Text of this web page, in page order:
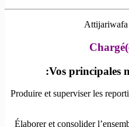
Vos principales
Produire et superviser les
Élaborer et consolider